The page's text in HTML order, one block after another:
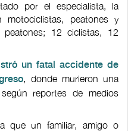
por el especialista, la
motociclistas, peatones y
12 ciclistas, 12
un fatal accidente de
, donde murieron una
reportes de medios
que un familiar, amigo o